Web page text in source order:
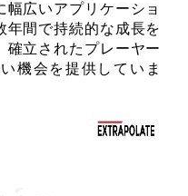
広いアプリケーショ
年間で持続的な成長を
確立されたプレーヤー
機会を提供していま